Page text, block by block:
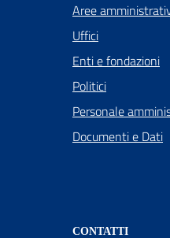
Aree
Uffici
Enti e fondazioni
Politici
Personale
Documenti e Dati
CONTATTI